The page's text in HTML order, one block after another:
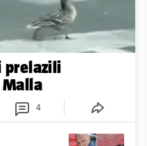
prelazili
Malla
4